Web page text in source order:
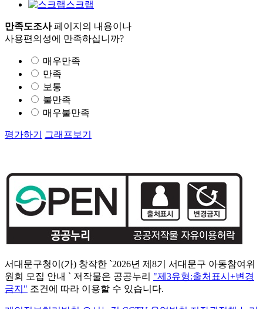
스크랩
만족도조사페이지의 내용이나
사용편의성에 만족하십니까?
매우만족
만족
보통
불만족
매우불만족
평가하기 그래프보기
서대문구청이(가) 창작한 `2026년 제8기 서대문구 아동참여위
원회 모집 안내 ` 저작물은 공공누리 "제3유형:출처표시+변경
금지" 조건에 따라 이용할 수 있습니다.